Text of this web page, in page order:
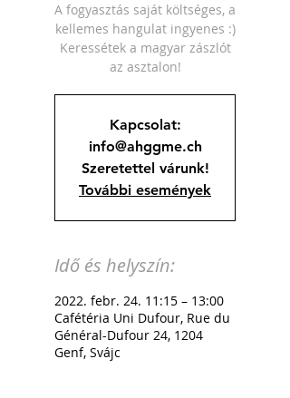
A fogyasztás saját költséges, a
kellemes hangulat ingyenes :)
Keressétek a magyar zászlót
az asztalon!
Kapcsolat:
info@ahggme.ch
Szeretettel várunk!
További események
Idő és helyszín:
2022. febr. 24. 11:15 – 13:00
Cafétéria Uni Dufour, Rue du
Général-Dufour 24, 1204
Genf, Svájc